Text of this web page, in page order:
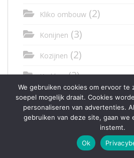
Kliko ombouw (2)
Konijnen (3)
Kozijnen (2)
Krukken(2)
Lampen (1)
Letters en cijfers(1)
We gebruiken cookies om ervoor te
soepel mogelijk draait. Cookies
personaliseren van advertenties.
gebruiken van deze site, gaan we
instemt.
Ok